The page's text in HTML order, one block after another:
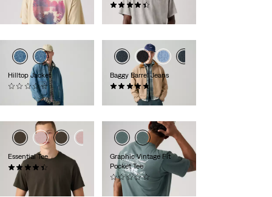
34,95 € (356)
34,95 €
Hilltop Jacket
(0)
139,95 €
Baggy Barrel Jeans
(43)
129,95 €
Essential Tee
34,95 €
Graphic Vintage Fit
Pocket Tee
44,95 €